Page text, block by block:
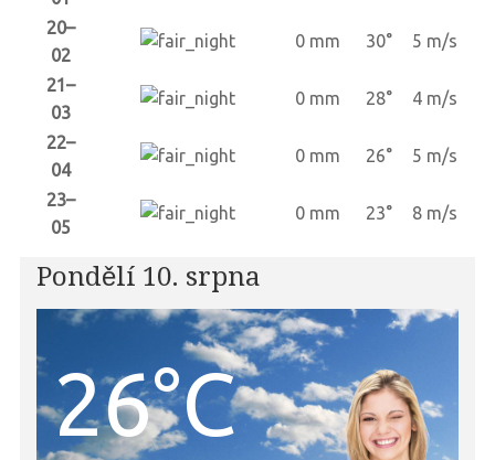
20–
02
0 mm 30° 5 m/s
21–
03
0 mm 28° 4 m/s
22–
04
0 mm 26° 5 m/s
23–
05
0 mm 23° 8 m/s
Pondělí 10. srpna
26°C